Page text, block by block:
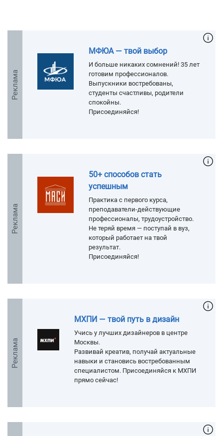
Реклама
МФЮА — твой выбор
И больше никаких сомнений! 35 лет
готовим профессионалов.
Выпускники востребованы,
студенты счастливы, родители
спокойны.
Присоединяйся!
Реклама
50+ способов стать
успешным
Практика с первого курса,
преподаватели-действующие
профессионалы, трудоустройство.
Не теряй время — поступай в вуз,
который работает на твой
результат.
Присоединяйся!
Реклама
МХПИ — твой путь в дизайн
Учись у лучших дизайнеров в центре
Москвы.
Развивай креатив, получай актуальные
навыки и становись востребованным
специалистом. Присоединяйся к МХПИ
прямо сейчас!